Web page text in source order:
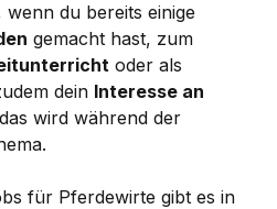
du bereits einige
gemacht hast, zum
oder als
dein Interesse an
wird während der
für Pferdewirte gibt es in